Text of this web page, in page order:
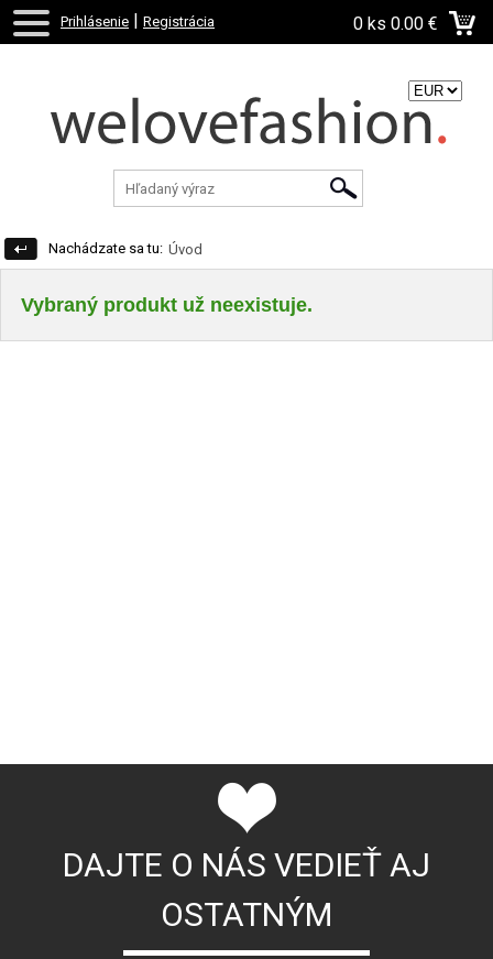
Prihlásenie | Registrácia 0 ks 0.00 €
Nachádzate sa tu: Úvod
Vybraný produkt už neexistuje.
DAJTE O NÁS VEDIEŤ AJ
OSTATNÝM